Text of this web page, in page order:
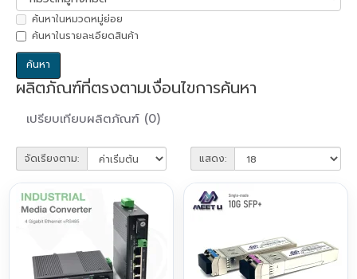
ค้นหาในหมวดหมู่ย่อย
ค้นหาในรายละเอียดสินค้า
ผลิตภัณฑ์ที่ตรงตามเงื่อนไขการค้นหา
เปรียบเทียบผลิตภัณฑ์ (0)
จัดเรียงตาม: แสดง: